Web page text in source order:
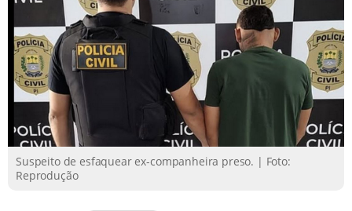
Suspeito de esfaquear ex-companheira preso. | Foto:
Reprodução